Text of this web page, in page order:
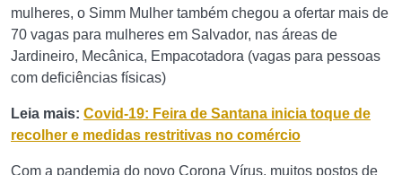
mulheres, o Simm Mulher também chegou a ofertar mais de
70 vagas para mulheres em Salvador, nas áreas de
Jardineiro, Mecânica, Empacotadora (vagas para pessoas
com deficiências físicas)
Leia mais: Covid-19: Feira de Santana inicia toque de
recolher e medidas restritivas no comércio
Com a pandemia do novo Corona Vírus, muitos postos de